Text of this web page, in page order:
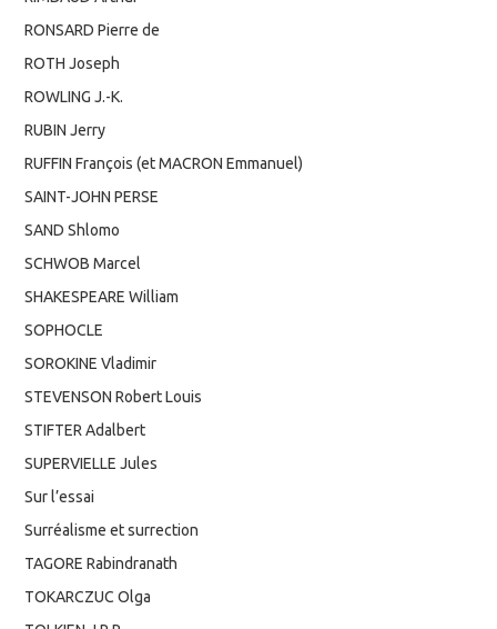
RONSARD Pierre de
ROTH Joseph
ROWLING J.-K.
RUBIN Jerry
RUFFIN François (et MACRON Emmanuel)
SAINT-JOHN PERSE
SAND Shlomo
SCHWOB Marcel
SHAKESPEARE William
SOPHOCLE
SOROKINE Vladimir
STEVENSON Robert Louis
STIFTER Adalbert
SUPERVIELLE Jules
Sur l’essai
Surréalisme et surrection
TAGORE Rabindranath
TOKARCZUC Olga